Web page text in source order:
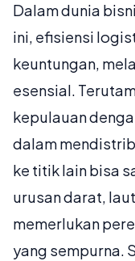
Dalam dunia
ini, efisiensi
keuntungan,
esensial.
kepulauan
dalam
ke titik lain bisa
urusan darat,
memerlukan
yang sempurna.